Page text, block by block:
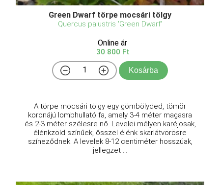
Green Dwarf törpe mocsári tölgy
Quercus palustris 'Green Dwarf'
Online ár
30 800 Ft
Kosárba
A törpe mocsári tölgy egy gömbölyded, tömör
koronájú lombhullató fa, amely 3-4 méter magasra
és 2-3 méter szélesre nő. Levelei mélyen karéjosak,
élénkzöld színűek, ősszel élénk skarlátvörösre
színeződnek. A levelek 8-12 centiméter hosszúak,
jellegzet ...